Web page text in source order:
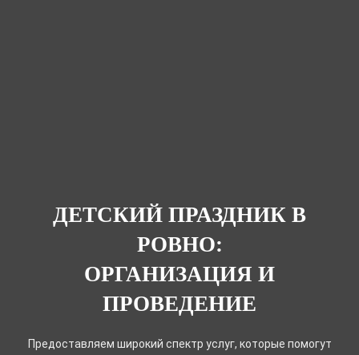
ДЕТСКИЙ ПРАЗДНИК В
РОВНО:
ОРГАНИЗАЦИЯ И
ПРОВЕДЕНИЕ
Предоставляем широкий спектр услуг, которые помогут